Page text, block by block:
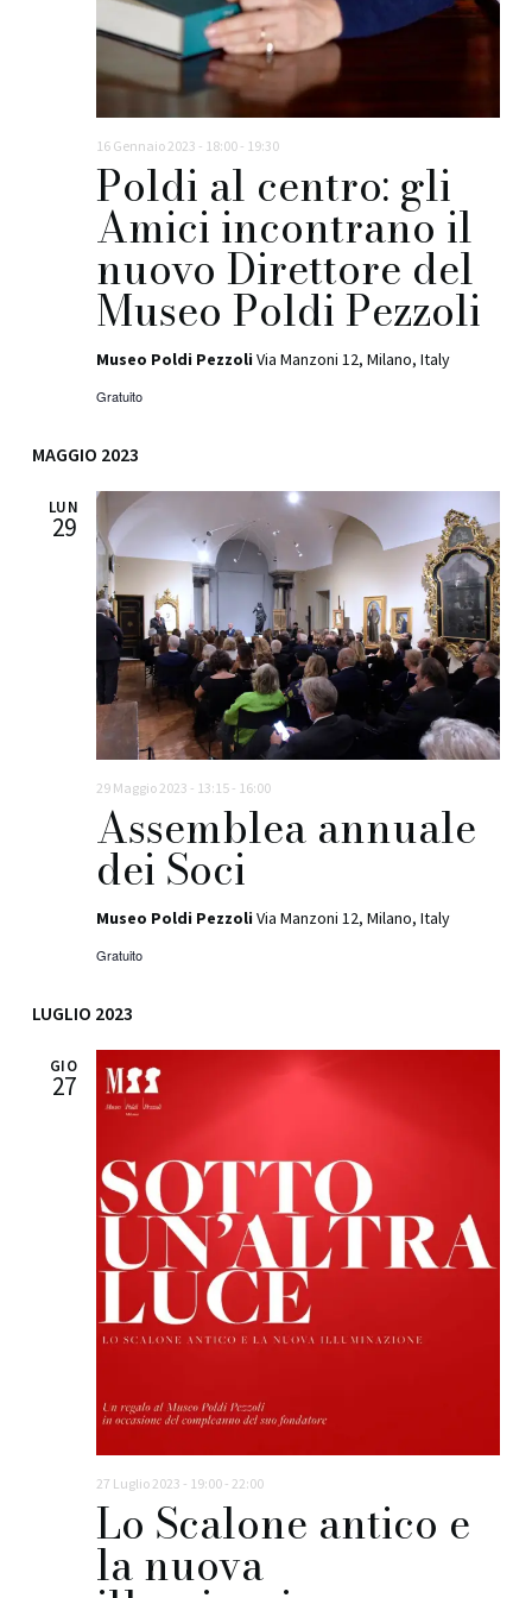
i
t
e
N
a
v
i
g
i
o
n
e
n
Poldi al centro: gli
Amici incontrano il
nuovo Direttore del
Museo Poldi Pezzoli
16 Gennaio 2023 - 18:00- 19:30
Museo Poldi Pezzoli Via Manzoni 12, Milano, Italy
Gratuito
MAGGIO 2023
LUN
29
Assemblea annuale
dei Soci
29 Maggio 2023 - 13:15- 16:00
Museo Poldi Pezzoli Via Manzoni 12, Milano, Italy
Gratuito
LUGLIO 2023
GIO
27
Lo Scalone antico e
la nuova
27 Luglio 2023 - 19:00- 22:00